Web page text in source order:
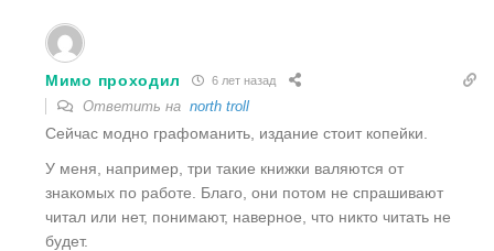
Мимо проходил 6 лет назад
Ответить на north troll
Сейчас модно графоманить, издание стоит копейки.
У меня, например, три такие книжки валяются от
знакомых по работе. Благо, они потом не спрашивают
читал или нет, понимают, наверное, что никто читать не
будет.